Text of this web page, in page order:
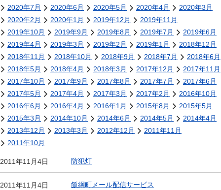
2020年7月
2020年6月 2020年5月 2020年4月
2020年3月
2020年2月
2020年1月 2019年12月
2019年11月
2019年10月
2019年9月 2019年8月 2019年7月
2019年6月
2019年4月
2019年3月 2019年2月 2019年1月
2018年12月
2018年11月
2018年10月 2018年9月 2018年7月
2018年6月
2018年5月
2018年4月 2018年3月 2017年12月
2017年11月
2017年10月
2017年9月 2017年8月 2017年7月
2017年6月
2017年5月
2017年4月 2017年3月 2017年2月
2016年10月
2016年6月
2016年4月 2016年1月 2015年8月
2015年5月
2015年3月
2014年10月 2014年6月 2014年5月
2014年4月
2013年12月
2013年3月 2012年12月
2011年11月
2011年10月
2011年11月4日 防犯灯
2011年11月4日 飯綱町メール配信サービス